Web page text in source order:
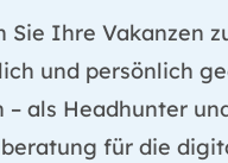
Sie Ihre Vakanzen
und persönlich
– als Headhunter
für die